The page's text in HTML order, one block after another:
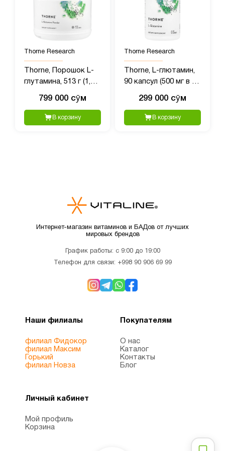
Thorne Research
Thorne, Порошок L-
глутамина, 513 г (1,1
799 000 сӯм
В корзину
Thorne Research
Thorne, L-глютамин,
90 капсул (500 мг в 1
299 000 сӯм
В корзину
Интернет-магазин витаминов и БАДов от лучших
мировых брендов
График работы: с 9:00 до 19:00
Телефон для связи: +998 90 906 69 99
Наши филиалы
филиал Фидокор
филиал Максим
Горький
филиал Новза
Покупателям
О нас
Каталог
Контакты
Блог
Личный кабинет
Мой профиль
Корзина